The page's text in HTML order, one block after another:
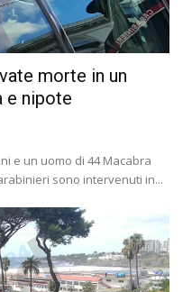
morte in un
e nipote
e un uomo di 44 Macabra
sono intervenuti in...